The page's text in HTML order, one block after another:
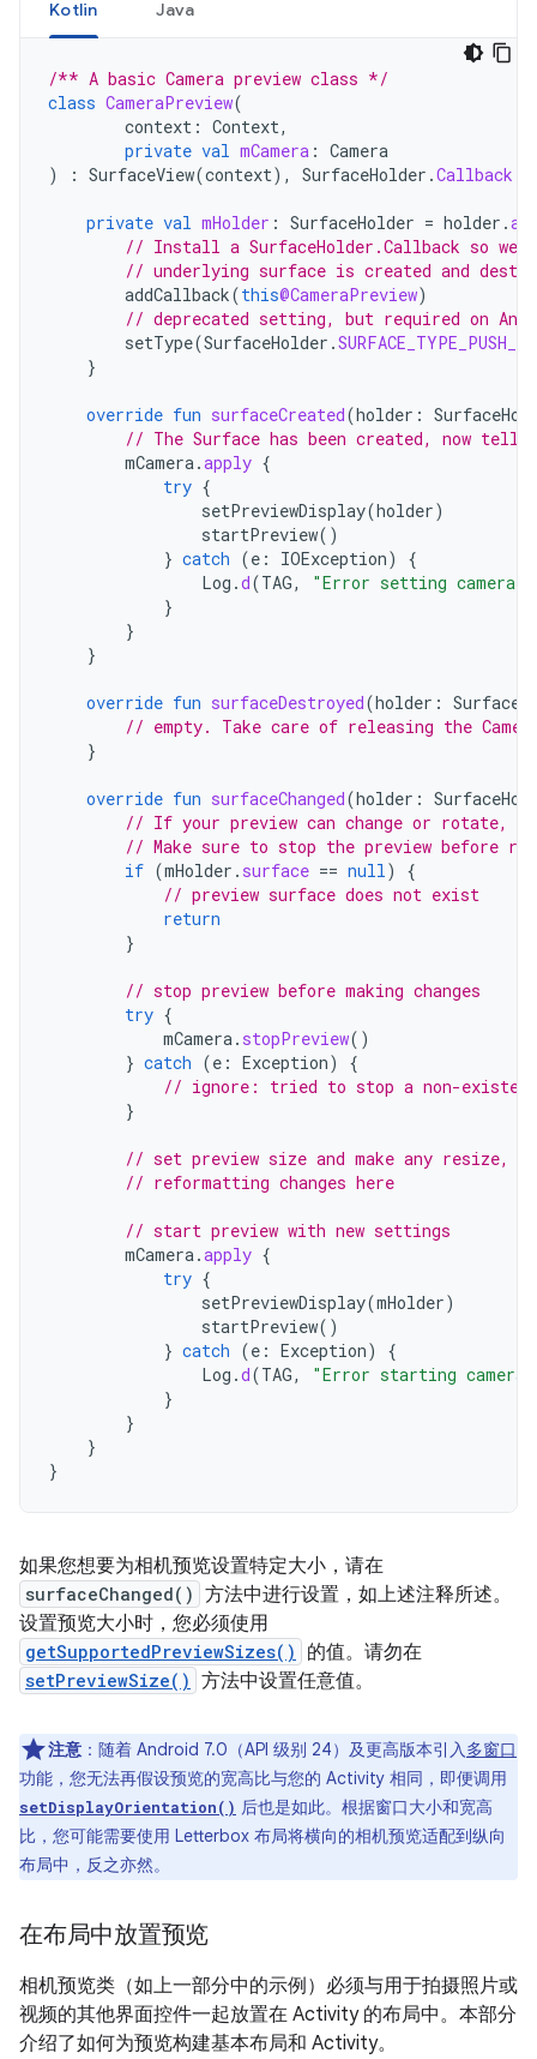
Kotlin Java
/** A basic Camera preview class */
class CameraPreview(
context : Context,
private val mCamera : Camera
)
: SurfaceView(context), SurfaceHolder .Callback
private val mHolder : SurfaceHolder = holder .
// Install a SurfaceHolder.Callback so we
// underlying surface is created and
addCallback(this@CameraPreview)
// deprecated setting, but required on
setType(SurfaceHolder .
}
override fun surfaceCreated(holder :
// The Surface has been created, now tell
mCamera.apply {
try {
setPreviewDisplay(holder)
startPreview()
} catch (e : IOException)
{
Log .d(TAG,
"Error setting camera
}
}
}
override fun surfaceDestroyed(holder :
// empty. Take care of releasing the
}
override fun surfaceChanged(holder :
// If your preview can change or rotate,
// Make sure to stop the preview before
if (mHolder . surface == null)
{
// preview surface does not exist
return
}
// stop preview before making changes
try {
mCamera. stopPreview()
} catch (e : Exception)
{
// ignore: tried to stop a non-existent
}
// set preview size and make any resize,
// reformatting changes here
// start preview with new settings
mCamera.apply {
try {
setPreviewDisplay(mHolder)
startPreview()
} catch (e : Exception)
{
Log .d(TAG,
"Error starting
}
}
}
}
如果您想要为相机预览设置特定大小，请在
surfaceChanged() 方法中进行设置，如上述注释所述。
设置预览大小时，您必须使用
getSupportedPreviewSizes() 的值。 请勿在
setPreviewSize() 方法中设置任意值。
注意 ：随着 Android 7.0（API 级别 24）及更高版本引入多窗口
功能，您无法再假设预览的宽高比与您的 Activity 相同，即便调用
setDisplayOrientation() 后也是如此。根据窗口大小和宽高
比，您可能需要使用 Letterbox 布局将横向的相机预览适配到纵向
布局中，反之亦然。
在布局中放置预览
相机预览类（如上一部分中的示例）必须与用于拍摄照片或
视频的其他界面控件一起放置在 Activity 的布局中。本部分
介绍了如何为预览构建基本布局和 Activity。